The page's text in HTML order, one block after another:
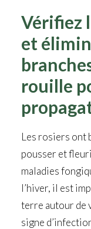
Vérifiez
et
rouille
Les rosiers ont
pousser et
maladies
l’hiver, il est
terre autour de
signe